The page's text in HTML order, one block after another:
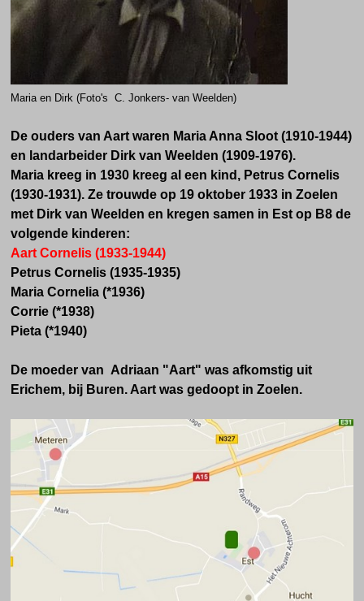
Maria en Dirk (Foto's C. Jonkers- van Weelden)
De ouders van Aart waren Maria Anna Sloot (1910-1944)
en landarbeider Dirk van Weelden (1909-1976).
Maria kreeg in 1930 kreeg al een kind, Petrus Cornelis
(1930-1931). Ze trouwde op 19 oktober 1933 in Zoelen
met Dirk van Weelden en kregen samen in Est op B8 de
volgende kinderen:
Aart Cornelis (1933-1944)
Petrus Cornelis (1935-1935)
Maria Cornelia (*1936)
Corrie (*1938)
Pieta (*1940)
De moeder van Adriaan "Aart" was afkomstig uit
Erichem, bij Buren. Aart was gedoopt in Zoelen.